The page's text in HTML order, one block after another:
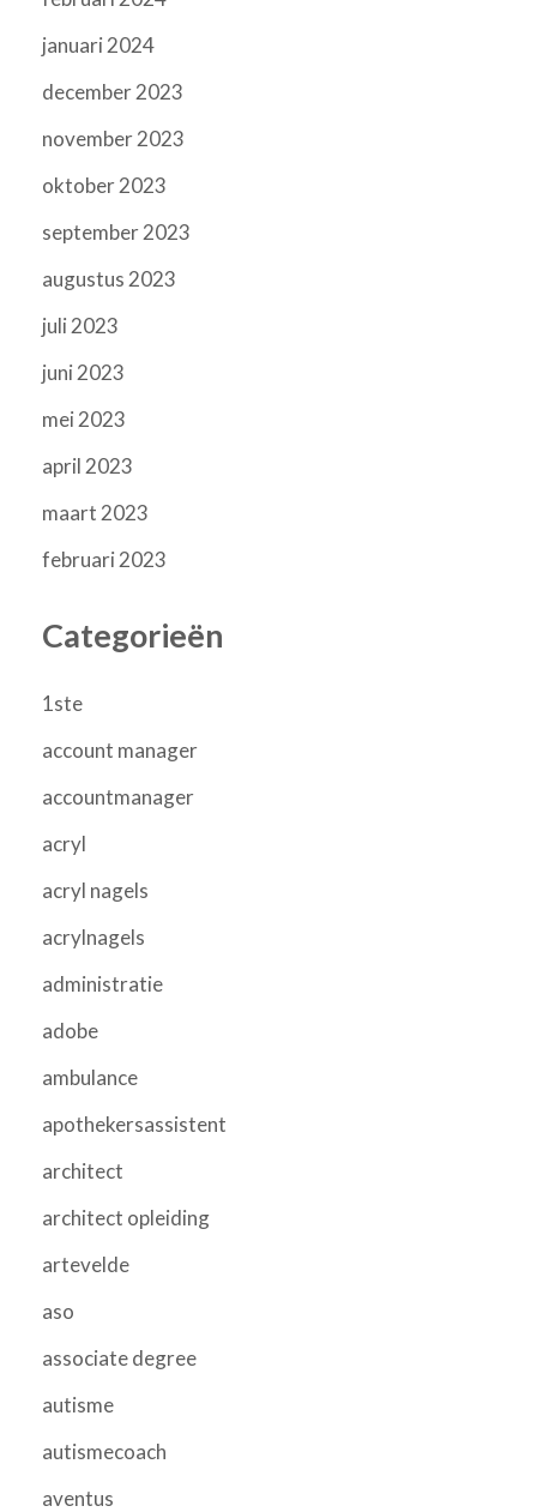
januari 2024
december 2023
november 2023
oktober 2023
september 2023
augustus 2023
juli 2023
juni 2023
mei 2023
april 2023
maart 2023
februari 2023
Categorieën
1ste
account manager
accountmanager
acryl
acryl nagels
acrylnagels
administratie
adobe
ambulance
apothekersassistent
architect
architect opleiding
artevelde
aso
associate degree
autisme
autismecoach
aventus